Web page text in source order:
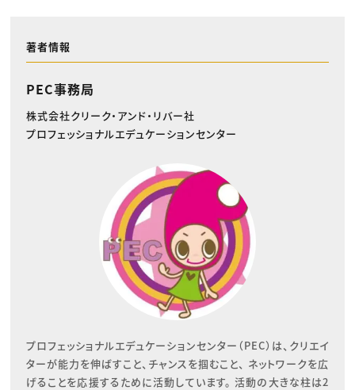
著者情報
PEC事務局
株式会社クリーク・アンド・リバー社
プロフェッショナルエデュケーションセンター
プロフェッショナルエデュケーションセンター（PEC）は、クリエイ
ターが能力を伸ばすこと、チャンスを掴むこと、 ネットワークを広
げることを応援するために活動しています。 活動の大きな柱は2